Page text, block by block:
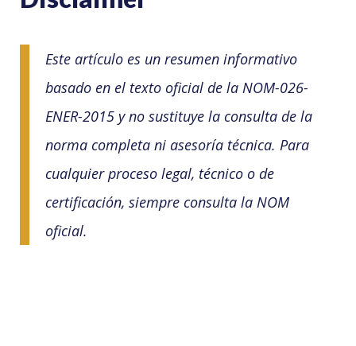
Este artículo es un resumen informativo
basado en el texto oficial de la NOM-026-
ENER-2015 y no sustituye la consulta de la
norma completa ni asesoría técnica. Para
cualquier proceso legal, técnico o de
certificación, siempre consulta la NOM
oficial.